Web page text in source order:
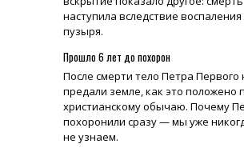
наступила вследствие
пузыря.
Прошло 6 лет до похорон
После смерти тело Петра Первого
предали земле, как это положено
христианскому обычаю. Почему
похоронили сразу — мы уже
не узнаем.